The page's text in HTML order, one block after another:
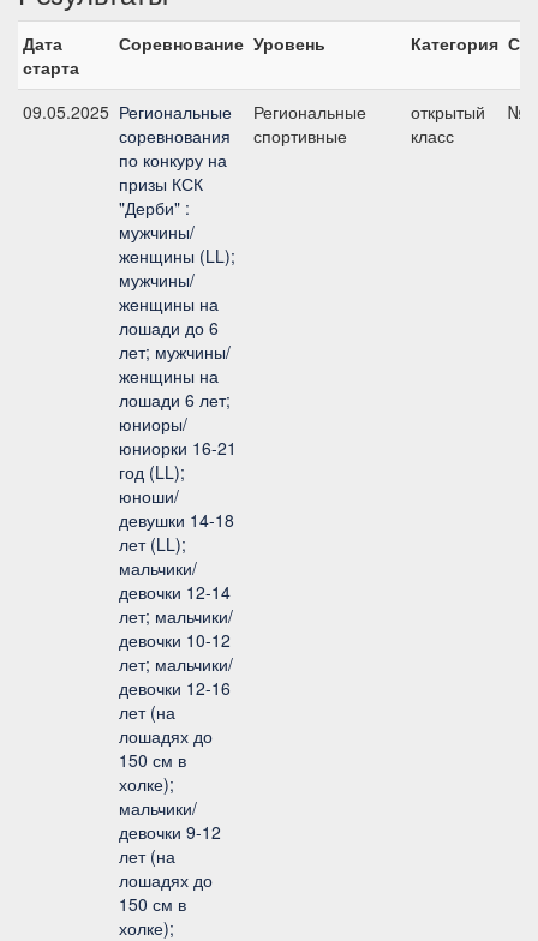
Дата
старта
Соревнование Уровень Категория
09.05.2025 Региональные
соревнования
по конкуру на
призы КСК
"Дерби" :
мужчины/
женщины (LL);
мужчины/
женщины на
лошади до 6
лет; мужчины/
женщины на
лошади 6 лет;
юниоры/
юниорки 16-21
год (LL);
юноши/
девушки 14-18
лет (LL);
мальчики/
девочки 12-14
лет; мальчики/
девочки 10-12
лет; мальчики/
девочки 12-16
лет (на
лошадях до
150 см в
холке);
мальчики/
девочки 9-12
лет (на
лошадях до
150 см в
холке);
Региональные
спортивные
открытый
класс